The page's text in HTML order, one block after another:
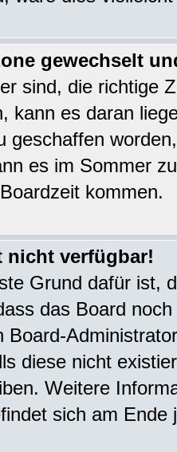
gewechselt
sind, die richtige
kann es daran
geschaffen
es im Sommer
kommen.
nicht verfügbar!
Grund dafür ist,
das Board
Board-
diese nicht
Weitere
sich am Ende